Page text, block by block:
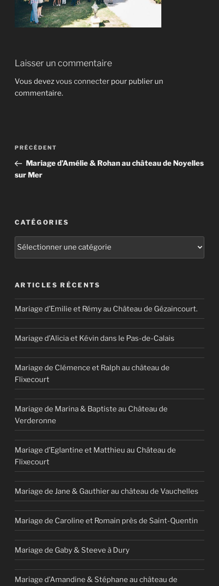
Laisser un commentaire
Vous devezvous connecter pour publier un
commentaire.
Navigation
l’article
Article
précédent
PRÉCÉDENT
Mariage d’Amélie & Rohan au château de Noyelles
sur Mer
CATÉGORIES
Catégories
ARTICLES RÉCENTS
Mariage d’Emilie et Rémy au Château de Gézaincourt.
Mariage d’Alicia et Kévin dans le Pas-de-Calais
Mariage de Clémence et Ralph au château de
Flixecourt
Mariage de Marina & Baptiste au Château de
Verderonne
Mariage d’Eglantine et Matthieu au Château de
Flixecourt
Mariage de Jane & Gauthier au château de Vauchelles
Mariage de Caroline et Romain près de Saint-Quentin
Mariage de Gaby & Steeve à Dury
Mariage d’Amandine & Stéphane au château de